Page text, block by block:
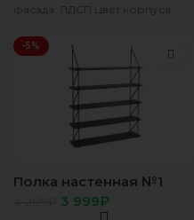
фасада: ЛДСП Цвет корпуса:
-5%
Полка настенная №1
пятиярусная ЛДСП
700х1250х220 Сосна
3 999₽